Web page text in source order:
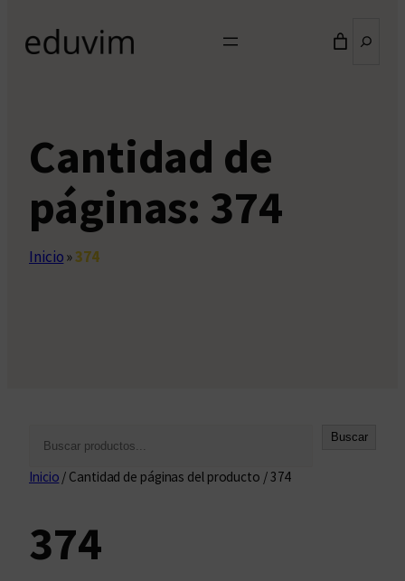
Cantidad de
páginas: 374
Inicio»374
s
a
r
Buscar
Inicio / Cantidad de páginas del producto / 374
374